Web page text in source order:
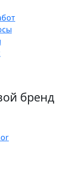
бренд